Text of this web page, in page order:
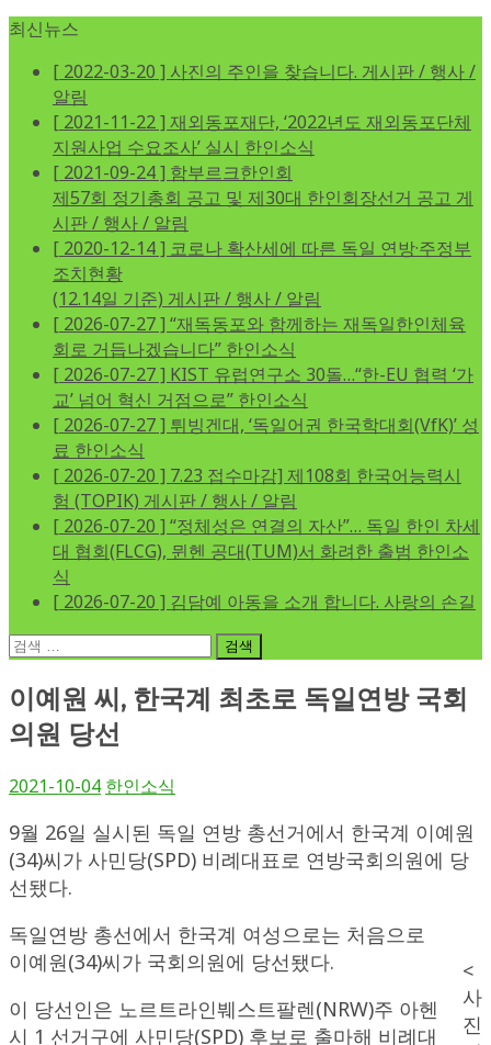
최신뉴스
[ 2022-03-20 ] 사진의 주인을 찾습니다. 게시판 / 행사 /
알림
[ 2021-11-22 ] 재외동포재단, ‘2022년도 재외동포단체
지원사업 수요조사’ 실시 한인소식
[ 2021-09-24 ] 함부르크한인회
제57회 정기총회 공고 및 제30대 한인회장선거 공고 게
시판 / 행사 / 알림
[ 2020-12-14 ] 코로나 확산세에 따른 독일 연방·주정부
조치현황
(12.14일 기준) 게시판 / 행사 / 알림
[ 2026-07-27 ] “재독동포와 함께하는 재독일한인체육
회로 거듭나겠습니다” 한인소식
[ 2026-07-27 ] KIST 유럽연구소 30돌…“한-EU 협력 ‘가
교’ 넘어 혁신 거점으로” 한인소식
[ 2026-07-27 ] 튀빙겐대, ‘독일어권 한국학대회(VfK)’ 성
료 한인소식
[ 2026-07-20 ] 7.23 접수마감] 제108회 한국어능력시
험 (TOPIK) 게시판 / 행사 / 알림
[ 2026-07-20 ] “정체성은 연결의 자산”… 독일 한인 차세
대 협회(FLCG), 뮌헨 공대(TUM)서 화려한 출범 한인소
식
[ 2026-07-20 ] 김담예 아동을 소개 합니다. 사랑의 손길
검
이예원 씨, 한국계 최초로 독일연방 국회
의원 당선
2021-10-04 한인소식
9월 26일 실시된 독일 연방 총선거에서 한국계 이예원
(34)씨가 사민당(SPD) 비례대표로 연방국회의원에 당
선됐다.
<
사
진
독일연방 총선에서 한국계 여성으로는 처음으로
이예원(34)씨가 국회의원에 당선됐다.
이 당선인은 노르트라인붸스트팔렌(NRW)주 아헨
시 1 선거구에 사민당(SPD) 후보로 출마해 비례대